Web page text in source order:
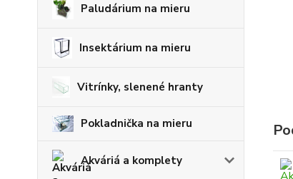
Paludárium na mieru
Insektárium na mieru
Vitrínky, slenené hranty
Pokladnička na mieru
Akváriá a komplety